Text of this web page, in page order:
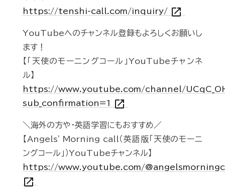
https://tenshi-call.com/inquiry/ open_in_new
YouTubeへのチャンネル登録もよろしくお願いし
ます！
【「天使のモーニングコール」YouTubeチャンネ
ル】
https://www.youtube.com/channel/
sub_confirmation=1 open_in_new
＼海外の方や・英語学習にもおすすめ／
【Angels' Morning call（英語版「天使のモーニ
ングコール」）YouTubeチャンネル】
https://www.youtube.com/
open_in_new